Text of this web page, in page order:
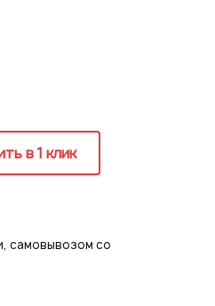
в 1 клик
самовывозом со